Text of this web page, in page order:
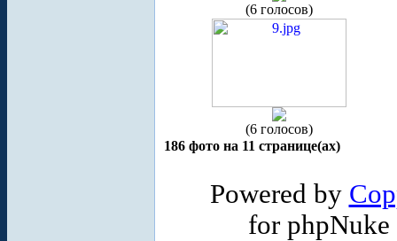
(6 голосов)
(6 голосов)
186 фото на 11 странице(ах)
Powered by
for